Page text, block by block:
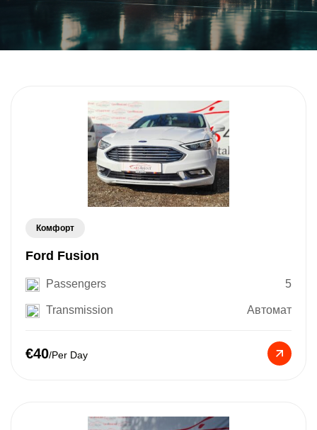
Комфорт
Ford Fusion
Passengers 5
Transmission Автомат
€40/Per Day